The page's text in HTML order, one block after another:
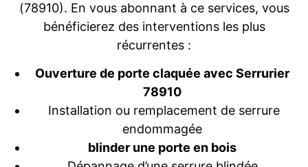
(78910). En vous abonnant à ce services, vous
bénéficierez des interventions les plus
récurrentes :
Ouverture de porte claquée avec Serrurier
78910
Installation ou remplacement de serrure
endommagée
blinder une porte en bois